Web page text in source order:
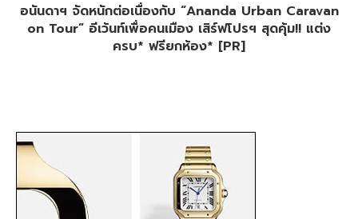
อนันดาฯ จัดหนักต่อเนื่องกับ “Ananda Urban Caravan
on Tour” อีเว้นท์เพื่อคนเมือง เสิร์ฟโปรฯ สุดคุ้ม!! แต่ง
ครบ* ฟรียกห้อง* [PR]